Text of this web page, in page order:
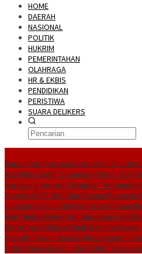
HOME
DAERAH
NASIONAL
POLITIK
HUKRIM
PEMERINTAHAN
OLAHRAGA
HR & EKBIS
PENDIDIKAN
PERISTIWA
SUARA DELIKERS
Bupati Aep Apresiasi Kenaikan Dividen
Rp3 Miliar Lebih Dibanding Tahun 2024
Karawang Segera Tetapkan Tersangka
Menyeret PT BAS dan Oknum Pegawai
Fungsional dan Administrator, Pesan
BaikDinilai Belum Mendapatkan
Reformasi Alokasi Pajak bagi
Proyek Turap Irigasi di Medangasem
Tidak Pakai Kisdam dan Tidak